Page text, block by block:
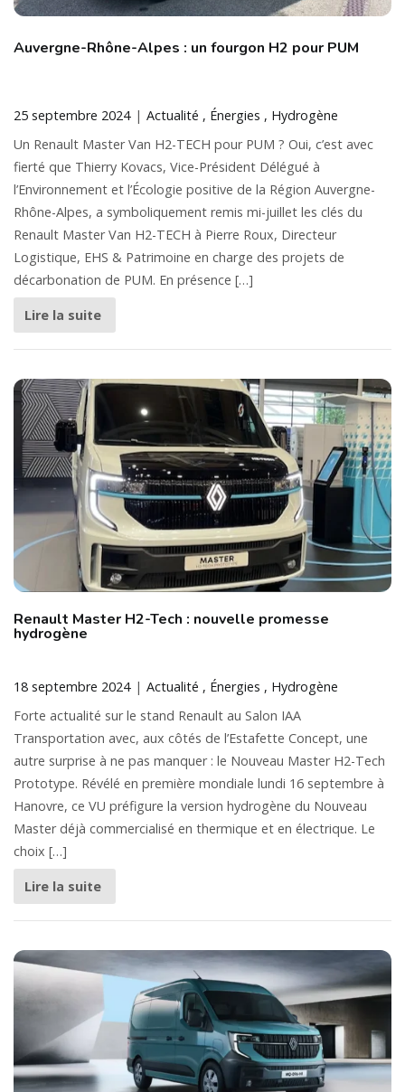
Auvergne-Rhône-Alpes : un fourgon H2 pour PUM
25 septembre 2024 Actualité Énergies
Hydrogène
Un Renault Master Van H2-TECH pour PUM ? Oui, c’est avec
fierté que Thierry Kovacs, Vice-Président Délégué à
l’Environnement et l’Écologie positive de la Région Auvergne-
Rhône-Alpes, a symboliquement remis mi-juillet les clés du
Renault Master Van H2-TECH à Pierre Roux, Directeur
Logistique, EHS & Patrimoine en charge des projets de
décarbonation de PUM. En présence […]
Lire la suite
Renault Master H2-Tech : nouvelle promesse
hydrogène
18 septembre 2024 Actualité Énergies
Hydrogène
Forte actualité sur le stand Renault au Salon IAA
Transportation avec, aux côtés de l’Estafette Concept, une
autre surprise à ne pas manquer : le Nouveau Master H2-Tech
Prototype. Révélé en première mondiale lundi 16 septembre à
Hanovre, ce VU préfigure la version hydrogène du Nouveau
Master déjà commercialisé en thermique et en électrique. Le
choix […]
Lire la suite